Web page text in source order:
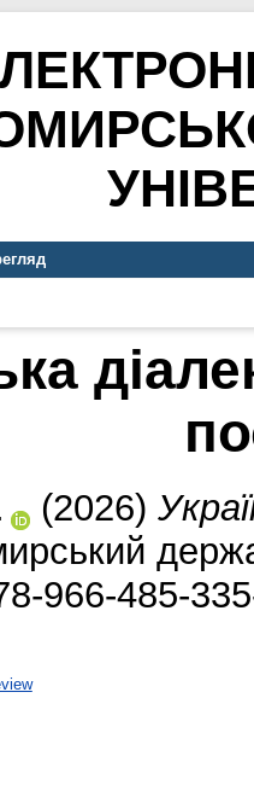
(2026)
966-485-